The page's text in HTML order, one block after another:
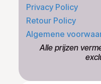
Privacy Policy
Retour Policy
Algemene
​Alle prijzen